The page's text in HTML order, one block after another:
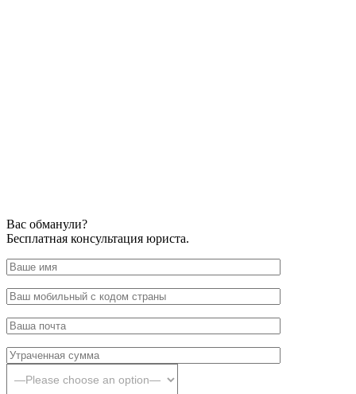
Вас обманули?
Бесплатная консультация юриста.